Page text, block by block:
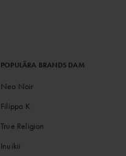
POPULÄRA BRANDS DAM
Neo Noir
Filippa K
True Religion
Inuikii